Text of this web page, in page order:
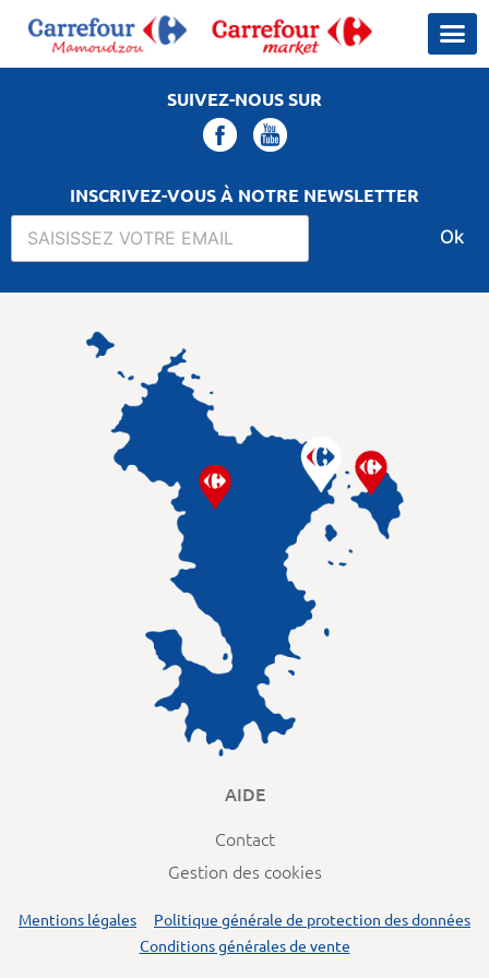
SUIVEZ-NOUS SUR
INSCRIVEZ-VOUS À NOTRE NEWSLETTER
Ok
AIDE
Contact
Gestion des cookies
Mentions légales
Politique générale de protection des données
Conditions générales de vente